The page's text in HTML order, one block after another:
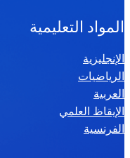
المواد التعليمية
الإنجليزية
الرياضيات
العربية
الإيقاظ العلمي
الفرنسية